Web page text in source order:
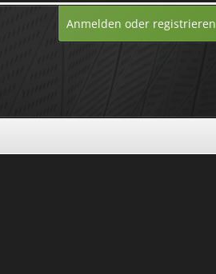
Anmelden oder registrieren